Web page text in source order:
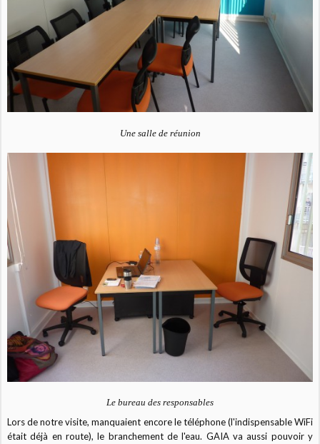
Une salle de réunion
Le bureau des responsables
Lors de notre visite, manquaient encore le téléphone (l'indispensable WiFi
était déjà en route), le branchement de l'eau. GAIA va aussi pouvoir y